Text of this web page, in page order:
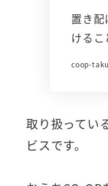
置き
ける
coop-
取り扱ってい
ビスです。